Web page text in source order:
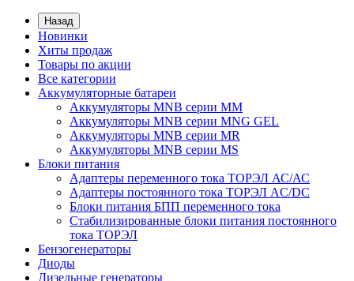
Назад
Новинки
Хиты продаж
Товары по акции
Все категории
Аккумуляторные батареи
Аккумуляторы MNB серии MM
Аккумуляторы MNB серии MNG GEL
Аккумуляторы MNB серии MR
Аккумуляторы MNB серии MS
Блоки питания
Адаптеры переменного тока ТОРЭЛ АС/АС
Адаптеры постоянного тока ТОРЭЛ AC/DC
Блоки питания БПП переменного тока
Стабилизированные блоки питания постоянного
тока ТОРЭЛ
Бензогенераторы
Диоды
Дизельные генераторы